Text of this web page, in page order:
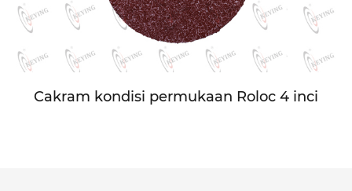
Cakram kondisi permukaan Roloc 4 inci